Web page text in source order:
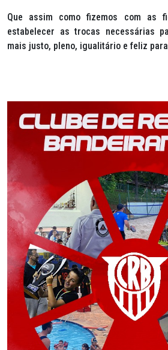
Que assim como fizemos com as
estabelecer as trocas necessárias
mais justo, pleno, igualitário e feliz